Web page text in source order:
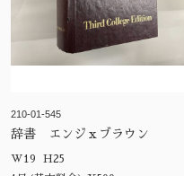
210-01-545
辞書 エンジｘブラウン
W19 H25